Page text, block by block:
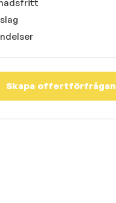
Skapa offertförfrågan